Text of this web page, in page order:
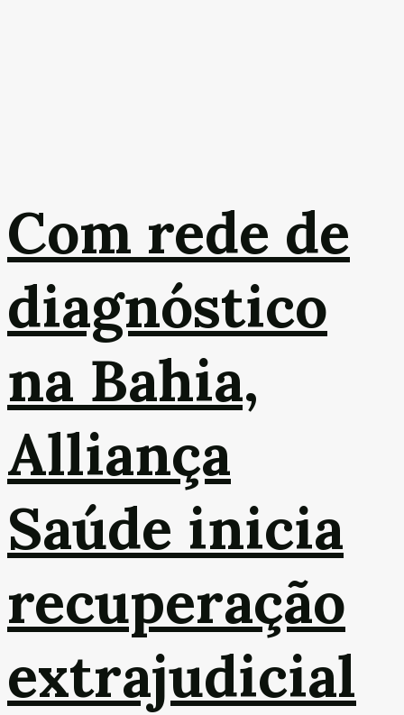
Com rede de
diagnóstico
na Bahia,
Alliança
Saúde inicia
recuperação
extrajudicial